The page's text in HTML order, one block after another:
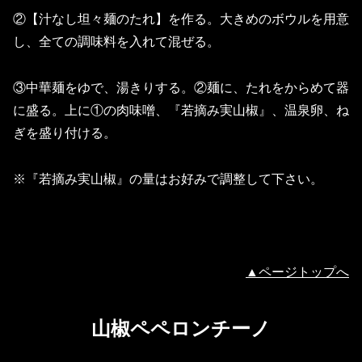
②【汁なし坦々麺のたれ】を作る。 大きめのボウルを用意
し、全ての調味料を入れて混ぜる。
③中華麺をゆで、湯きりする。②麺に、たれをからめて器
に盛る。上に①の肉味噌、『若摘み実山椒』、温泉卵、ね
ぎを盛り付ける。
※『若摘み実山椒』の量はお好みで調整して下さい。
▲ページトップへ
山椒ペペロンチーノ